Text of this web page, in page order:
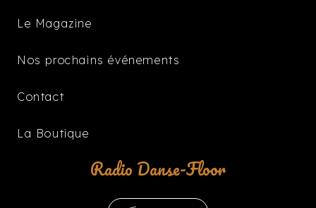
Le Magazine
Nos prochains événements
Contact
La Boutique
Radio Danse-Floor